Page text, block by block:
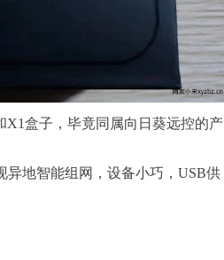
X1盒子，毕竟同属向日葵远控的产
地智能组网，设备小巧，USB供